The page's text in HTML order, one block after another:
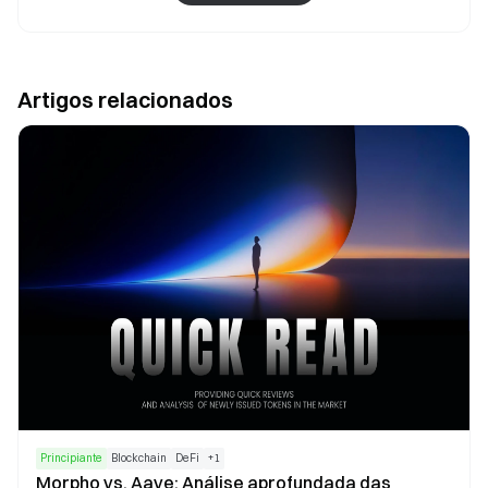
Artigos relacionados
Principiante Blockchain DeFi +1
Morpho vs. Aave: Análise aprofundada das